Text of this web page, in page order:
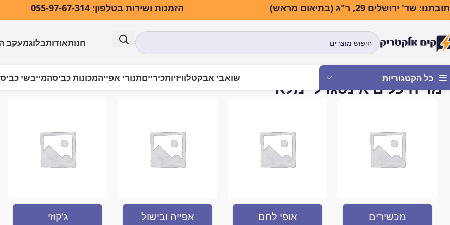
שד' ירושלים 29, ר"ג (בתיאום מראש) הזמנות ושירות בטלפון: 055-97-67-314
חנותאודותבלוגמעקב
כל הקטגוריות שואבי אבקטלוויזיותכירייםתנורי אפייהמכונות כביסהמייבשי
מדיח כלים אינטגרלי מלא מוצרים המתויגים “מדיח כלים אינטגרלי מלא”
מכשירים
אופי לחם אפייה ובישול ג'קוזי